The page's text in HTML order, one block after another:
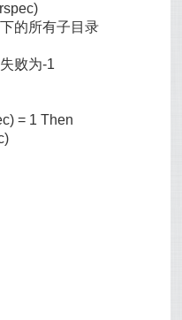
的所有子目录
败为-1
= 1 Then